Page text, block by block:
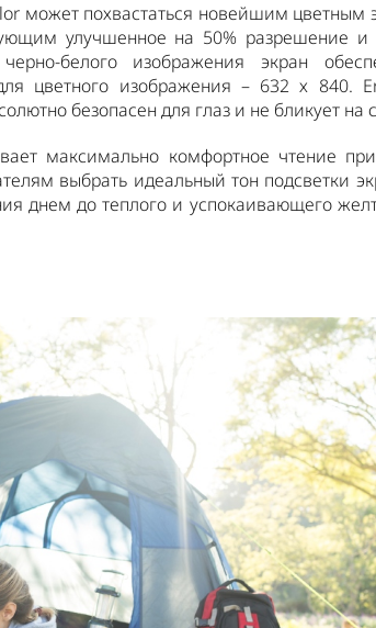
может похвастаться новейшим цветным
улучшенное на 50% разрешение и
белого изображения экран
цветного изображения – 632 х 840.
безопасен для глаз и не бликует на
максимально комфортное чтение
выбрать идеальный тон подсветки
днем до теплого и успокаивающего